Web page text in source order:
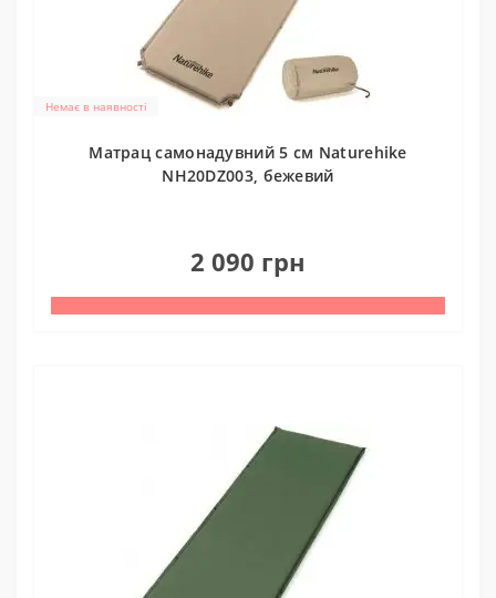
Немає в наявності
Матрац cамонадувний 5 см Naturehike
NH20DZ003, бежевий
2 090 грн